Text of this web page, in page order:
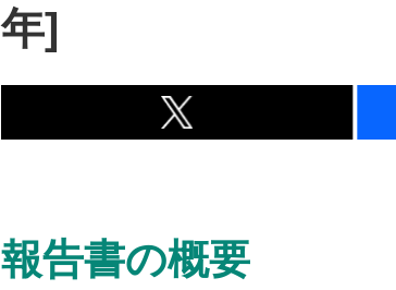
年]
報告書の概要